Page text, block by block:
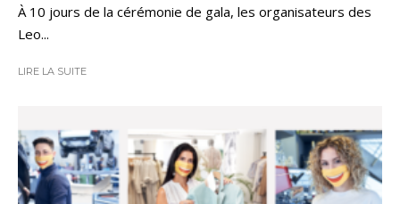
À 10 jours de la cérémonie de gala, les organisateurs des
Leo...
LIRE LA SUITE